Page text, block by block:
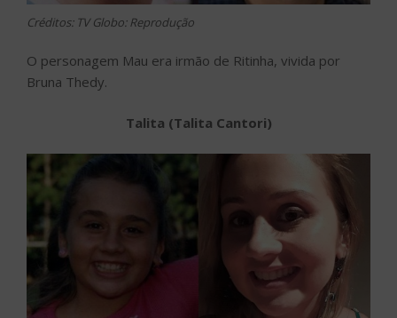
Créditos: TV Globo: Reprodução
O personagem Mau era irmão de Ritinha, vivida por
Bruna Thedy.
Talita (Talita Cantori)